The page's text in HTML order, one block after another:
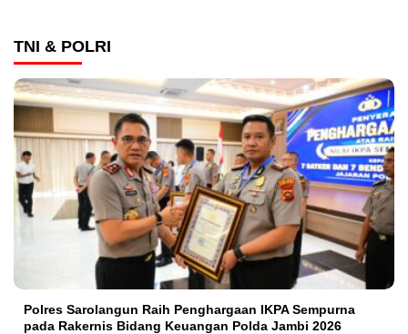
TNI & POLRI
Polres Sarolangun Raih Penghargaan IKPA Sempurna
pada Rakernis Bidang Keuangan Polda Jambi 2026